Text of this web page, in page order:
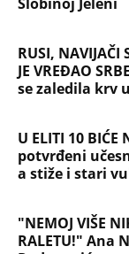
RUSI, NAVIJAČI
JE VREĐAO
se zaledila krv
U ELITI 10
potvrđeni
a stiže i stari
"NEMOJ VIŠE
RALETU!" Ana